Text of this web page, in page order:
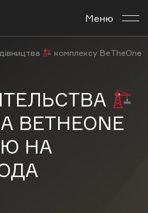
центр
Меню
комплексу BeTheOne
НА